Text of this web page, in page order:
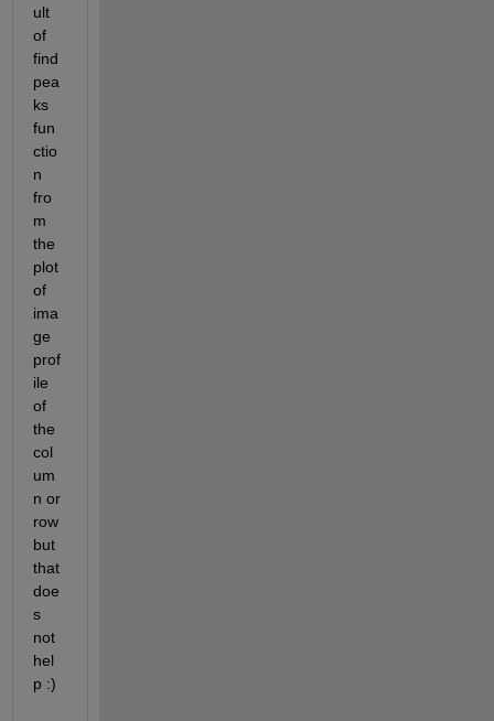
ult
of
find
pea
ks
fun
ctio
n
fro
m
the
plot
of
ima
ge
prof
ile
of
the
col
um
n or
row
but
that
doe
s
not
hel
p :)